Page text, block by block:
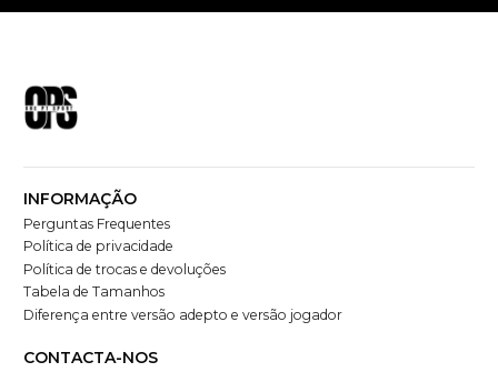
INFORMAÇÃO
Perguntas Frequentes
Política de privacidade
Política de trocas e devoluções
Tabela de Tamanhos
Diferença entre versão adepto e versão jogador
CONTACTA-NOS